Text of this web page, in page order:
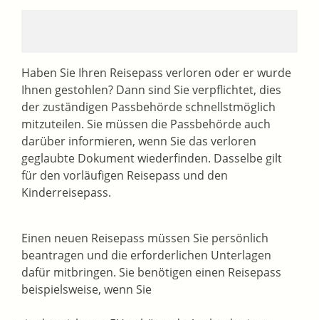
Haben Sie Ihren Reisepass verloren oder er wurde
Ihnen gestohlen? Dann sind Sie verpflichtet, dies
der zuständigen Passbehörde schnellstmöglich
mitzuteilen. Sie müssen die Passbehörde auch
darüber informieren, wenn Sie das verloren
geglaubte Dokument wiederfinden. Dasselbe gilt
für den vorläufigen Reisepass und den
Kinderreisepass.
Einen neuen Reisepass müssen Sie persönlich
beantragen und die erforderlichen Unterlagen
dafür mitbringen. Sie benötigen einen Reisepass
beispielsweise, wenn Sie